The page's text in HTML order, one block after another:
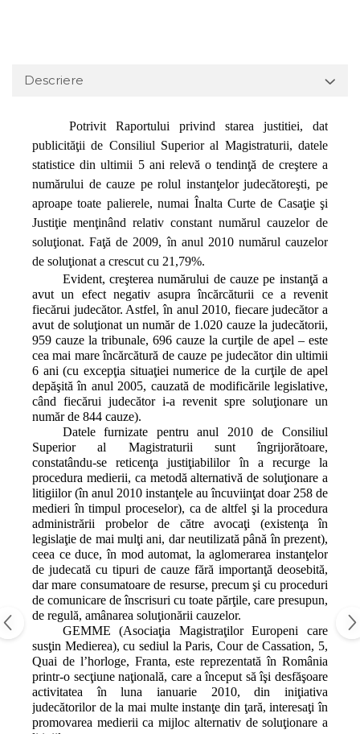
Descriere
Potrivit Raportului privind starea justitiei, dat
publicităţii de Consiliul Superior al Magistraturii, datele
statistice din ultimii 5 ani relevă o tendinţă de creştere a
numărului de cauze pe rolul instanţelor judecătoreşti, pe
aproape toate palierele, numai Înalta Curte de Casaţie şi
Justiţie menţinând relativ constant numărul cauzelor de
soluţionat. Faţă de 2009, în anul 2010 numărul cauzelor
de soluţionat a crescut cu 21,79%.
Evident, creşterea numărului de cauze pe instanţă a
avut un efect negativ asupra încărcăturii ce a revenit
fiecărui judecător. Astfel, în anul 2010, fiecare judecător a
avut de soluţionat un număr de 1.020 cauze la judecătorii,
959 cauze la tribunale, 696 cauze la curţile de apel – este
cea mai mare încărcătură de cauze pe judecător din ultimii
6 ani (cu excepţia situaţiei numerice de la curţile de apel
depăşită în anul 2005, cauzată de modificările legislative,
când fiecărui judecător i‑a revenit spre soluţionare un
număr de 844 cauze).
Datele furnizate pentru anul 2010 de Consiliul
Superior al Magistraturii sunt îngrijorătoare,
constatându‑se reticenţa justiţiabililor în a recurge la
procedura medierii, ca metodă alternativă de soluţionare a
litigiilor (în anul 2010 instanţele au încuviinţat doar 258 de
medieri în timpul proceselor), ca de altfel şi la procedura
administrării probelor de către avocaţi (existenţa în
legislaţie de mai mulţi ani, dar neutilizată până în prezent),
ceea ce duce, în mod automat, la aglomerarea instanţelor
de judecată cu tipuri de cauze fără importanţă deosebită,
dar mare consumatoare de resurse, precum şi cu proceduri
de comunicare de înscrisuri cu toate părţile, care presupun,
de regulă, amânarea soluţionării cauzelor.
GEMME (Asociaţia Magistraţilor Europeni care
susţin Medierea), cu sediul la Paris, Cour de Cassation, 5,
Quai de l’horloge, Franta, este reprezentată în România
printr‑o secţiune naţională, care a început să îşi desfăşoare
activitatea în luna ianuarie 2010, din iniţiativa
judecătorilor de la mai multe instanţe din ţară, interesaţi în
promovarea medierii ca mijloc alternativ de soluţionare a